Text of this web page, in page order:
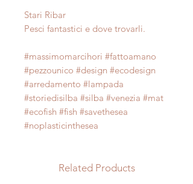
Stari Ribar
Pesci fantastici e dove trovarli.
#massimomarcihori #fattoamano
#pezzounico #design #ecodesign
#arredamento #lampada
#storiedisilba #silba #venezia #mat
#ecofish #fish #savethesea
#noplasticinthesea
Related Products